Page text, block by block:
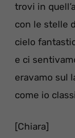
trovi in
con le stelle
cielo
e ci
eravamo sul
come io
[Chiara]